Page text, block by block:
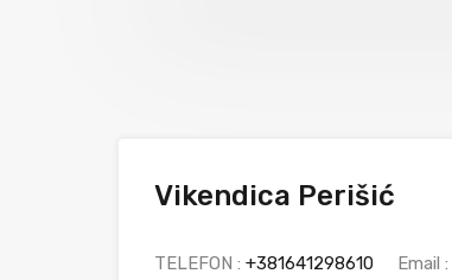
Vikendica Perišić
TELEFON : +381641298610 Email :